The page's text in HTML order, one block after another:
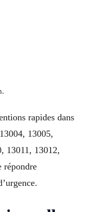
rapides dans
13005,
13011, 13012,
répondre